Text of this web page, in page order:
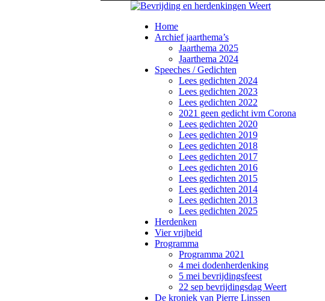
Home
Archief jaarthema’s
Jaarthema 2025
Jaarthema 2024
Speeches / Gedichten
Lees gedichten 2024
Lees gedichten 2023
Lees gedichten 2022
2021 geen gedicht ivm Corona
Lees gedichten 2020
Lees gedichten 2019
Lees gedichten 2018
Lees gedichten 2017
Lees gedichten 2016
Lees gedichten 2015
Lees gedichten 2014
Lees gedichten 2013
Lees gedichten 2025
Herdenken
Vier vrijheid
Programma
Programma 2021
4 mei dodenherdenking
5 mei bevrijdingsfeest
22 sep bevrijdingsdag Weert
De kroniek van Pierre Linssen